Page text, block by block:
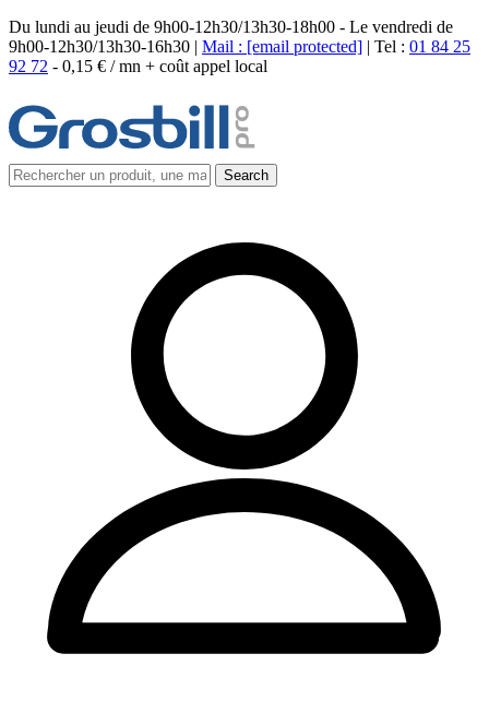
Du lundi au jeudi de 9h00-12h30/13h30-18h00 - Le vendredi de
9h00-12h30/13h30-16h30 | Mail : [email protected] | Tel : 01 84 25
92 72 - 0,15 € / mn + coût appel local